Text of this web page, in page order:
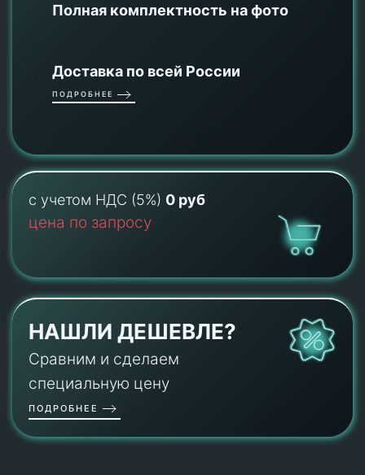
Полная комплектность на фото
Доставка по всей России
ПОДРОБНЕЕ
с учетом НДС (5%) 0 руб
цена по запросу
НАШЛИ ДЕШЕВЛЕ?
Сравним и сделаем
специальную цену
ПОДРОБНЕЕ